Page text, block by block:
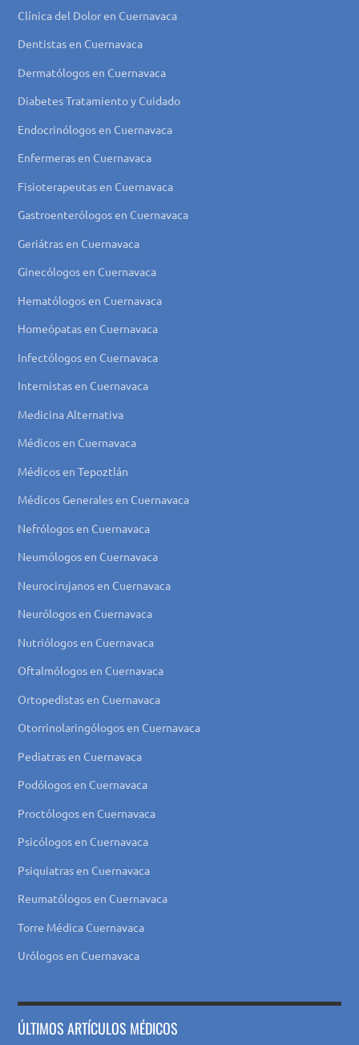
Clínica del Dolor en Cuernavaca
Dentistas en Cuernavaca
Dermatólogos en Cuernavaca
Diabetes Tratamiento y Cuidado
Endocrinólogos en Cuernavaca
Enfermeras en Cuernavaca
Fisioterapeutas en Cuernavaca
Gastroenterólogos en Cuernavaca
Geriátras en Cuernavaca
Ginecólogos en Cuernavaca
Hematólogos en Cuernavaca
Homeópatas en Cuernavaca
Infectólogos en Cuernavaca
Internistas en Cuernavaca
Medicina Alternativa
Médicos en Cuernavaca
Médicos en Tepoztlán
Médicos Generales en Cuernavaca
Nefrólogos en Cuernavaca
Neumólogos en Cuernavaca
Neurocirujanos en Cuernavaca
Neurólogos en Cuernavaca
Nutriólogos en Cuernavaca
Oftalmólogos en Cuernavaca
Ortopedistas en Cuernavaca
Otorrinolaringólogos en Cuernavaca
Pediatras en Cuernavaca
Podólogos en Cuernavaca
Proctólogos en Cuernavaca
Psicólogos en Cuernavaca
Psiquiatras en Cuernavaca
Reumatólogos en Cuernavaca
Torre Médica Cuernavaca
Urólogos en Cuernavaca
ÚLTIMOS ARTÍCULOS MÉDICOS